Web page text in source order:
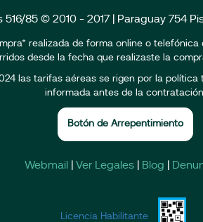
516/85 © 2010 - 2017 | Paraguay 754
realizada de forma online o telefónica
desde la fecha que realizaste la
las tarifas aéreas se rigen por la
informada antes de la
Botón de Arrepentimiento
Webmail Ver Legales Blog
Licencia Habilitante